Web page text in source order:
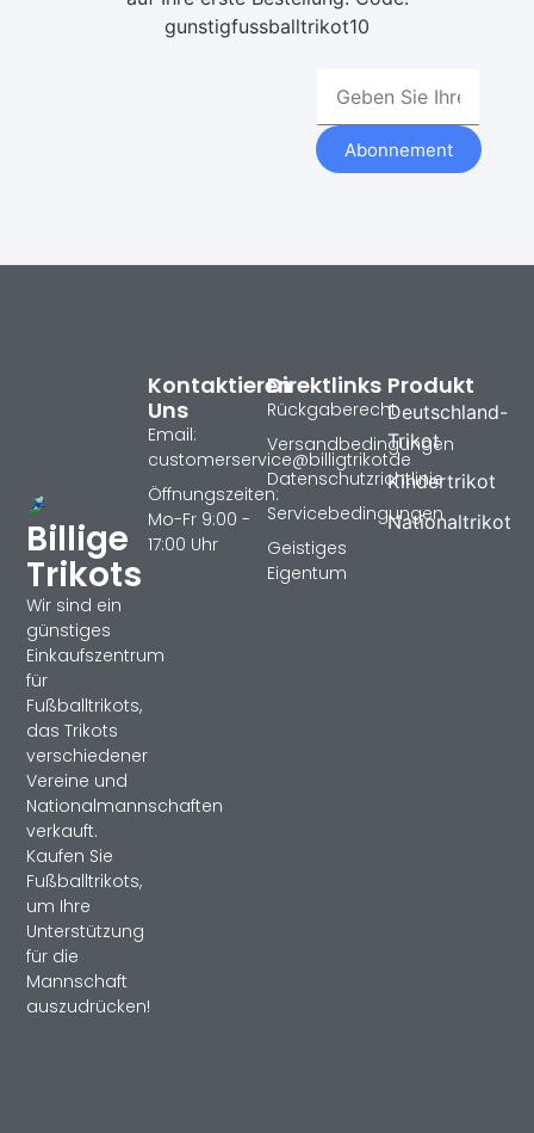
gunstigfussballtrikot10
Abonnement
Billige
Trikots
Wir sind ein
günstiges
Einkaufszentrum
für
Fußballtrikots,
das Trikots
verschiedener
Vereine und
Nationalmannschaften
verkauft.
Kaufen Sie
Fußballtrikots,
um Ihre
Unterstützung
für die
Mannschaft
auszudrücken!
Produkt
Deutschland-
Trikot
Kindertrikot
Nationaltrikot
Direktlinks
Rückgaberecht
Versandbedingungen
Datenschutzrichtlinie
Servicebedingungen
Geistiges
Eigentum
Kontaktieren
Uns
Email:
customerservice@billigtrikotde
Öffnungszeiten:
Mo-Fr 9:00 -
17:00 Uhr